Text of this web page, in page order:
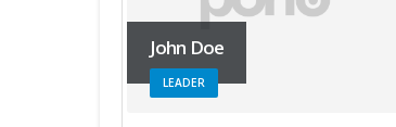
John Doe
LEADER